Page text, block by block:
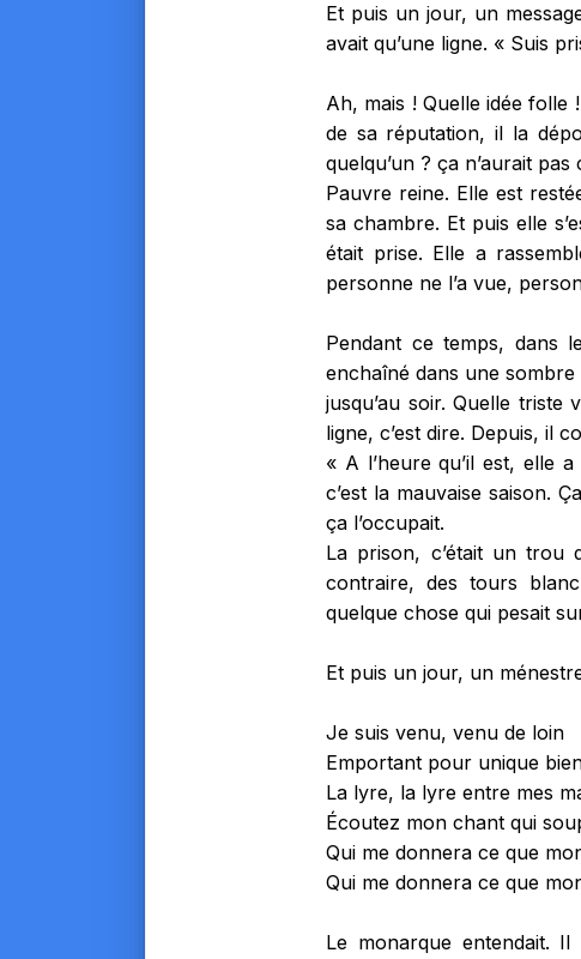
Et puis un jour, un
avait qu’une ligne. « Suis
Ah, mais ! Quelle idée
de sa réputation, il la
quelqu’un ? ça n’aurait
Pauvre reine. Elle est
sa chambre. Et puis elle
était prise. Elle a
personne ne l’a vue,
Pendant ce temps, dans
enchaîné dans une
jusqu’au soir. Quelle
ligne, c’est dire. Depuis, il
« A l’heure qu’il est, elle
c’est la mauvaise saison.
ça l’occupait.
La prison, c’était un trou
contraire, des tours
quelque chose qui pesait
Et puis un jour, un
Je suis venu, venu de loin
Emportant pour unique
La lyre, la lyre entre mes
Écoutez mon chant qui
Qui me donnera ce que
Qui me donnera ce que
Le monarque entendait. Il